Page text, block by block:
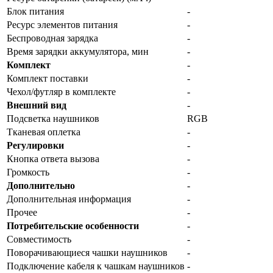
Блок питания
-
Ресурс элементов питания
-
Беспроводная зарядка
-
Время зарядки аккумулятора, мин
-
Комплект
-
Комплект поставки
-
Чехол/футляр в комплекте
-
Внешний вид
-
Подсветка наушников
RGB
Тканевая оплетка
-
Регулировки
-
Кнопка ответа вызова
-
Громкость
-
Дополнительно
-
Дополнительная информация
-
Прочее
-
Потребительские особенности
-
Совместимость
-
Поворачивающиеся чашки наушников
-
Подключение кабеля к чашкам наушников -